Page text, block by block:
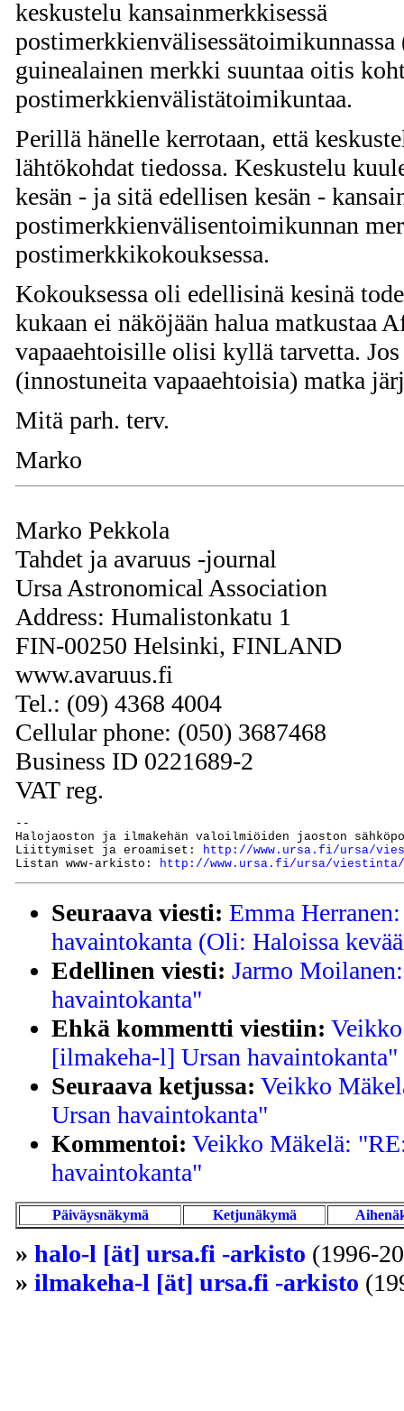
keskustelu kansainmerkkisessä
guinealainen merkki suuntaa oitis
postimerkkienvälistätoimikuntaa.
Perillä hänelle kerrotaan, että
lähtökohdat tiedossa. Keskustelu
kesän - ja sitä edellisen kesän -
postimerkkienvälisentoimikunnan
postimerkkikokouksessa.
Kokouksessa oli edellisinä kesinä
kukaan ei näköjään halua matkustaa
vapaaehtoisille olisi kyllä tarvetta.
(innostuneita vapaaehtoisia) matka
Mitä parh. terv.
Marko
Marko Pekkola
Tahdet ja avaruus -journal
Ursa Astronomical Association
Address: Humalistonkatu 1
FIN-00250 Helsinki, FINLAND
www.avaruus.fi
Tel.: (09) 4368 4004
Cellular phone: (050) 3687468
Business ID 0221689-2
VAT reg.
--
Halojaoston ja ilmakehän valoilmiöiden jaoston
Liittymiset ja eroamiset:
http://www.ursa.fi/ursa/
Listan www-arkisto:
http://www.ursa.fi/ursa/viestinta/
Seuraava viesti: Emma
havaintokanta (Oli: Haloissa
Edellinen viesti: Jarmo
havaintokanta"
Ehkä kommentti viestiin:
[ilmakeha-l] Ursan havaintokanta"
Seuraava ketjussa: Veikko
Ursan havaintokanta"
Kommentoi: Veikko Mäkelä:
havaintokanta"
Päiväysnäkymä Ketjunäkymä
» halo-l [ät] ursa.fi -arkisto (1996-
» ilmakeha-l [ät] ursa.fi -arkisto